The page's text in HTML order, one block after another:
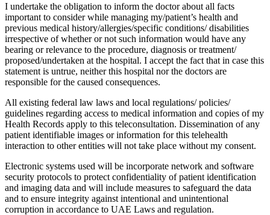
I undertake the obligation to inform the doctor about all facts
important to consider while managing my/patient’s health and
previous medical history/allergies/specific conditions/ disabilities
irrespective of whether or not such information would have any
bearing or relevance to the procedure, diagnosis or treatment/
proposed/undertaken at the hospital. I accept the fact that in case this
statement is untrue, neither this hospital nor the doctors are
responsible for the caused consequences.
All existing federal law laws and local regulations/ policies/
guidelines regarding access to medical information and copies of my
Health Records apply to this teleconsultation. Dissemination of any
patient identifiable images or information for this telehealth
interaction to other entities will not take place without my consent.
Electronic systems used will be incorporate network and software
security protocols to protect confidentiality of patient identification
and imaging data and will include measures to safeguard the data
and to ensure integrity against intentional and unintentional
corruption in accordance to UAE Laws and regulation.